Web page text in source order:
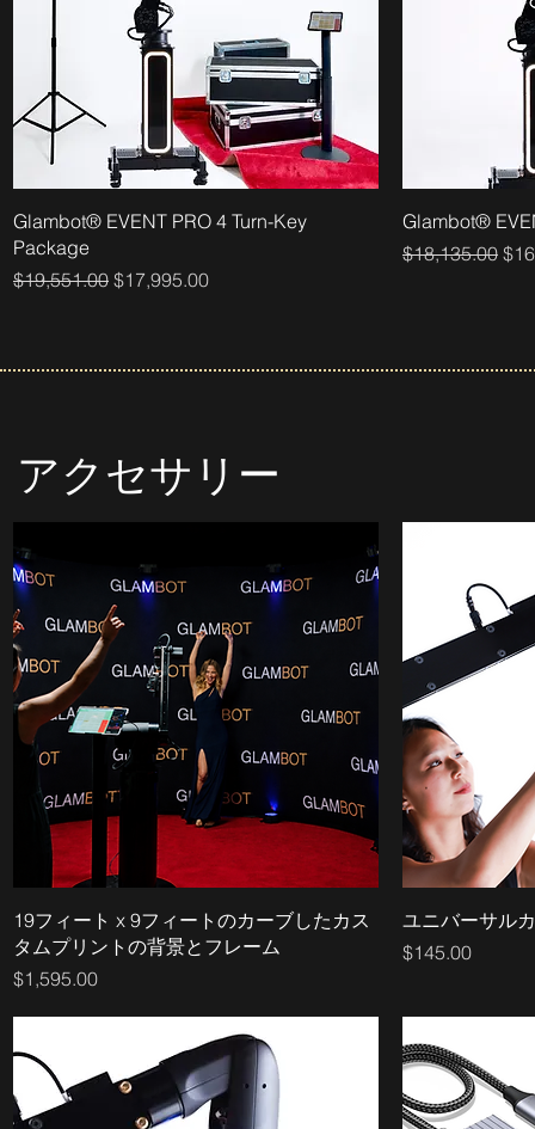
Glambot® EVENT PRO 4 Turn-Key
Package
通常価格
$19,551.00 セール価格
$17,995.00
Glambot®
通常価格
$18,135.00 セ
アクセサリー
19フィート x 9フィートのカーブしたカス
タムプリントの背景とフレーム
価格
$1,595.00
ユニバーサル
価格
$145.00